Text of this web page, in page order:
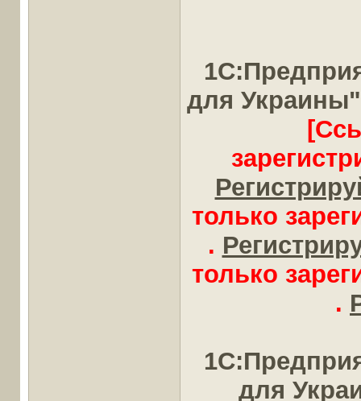
для
только
.
только
.
для